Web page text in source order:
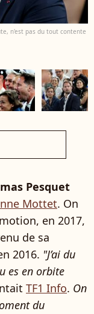
n'est pas du tout contente
Pesquet
Mottet. On
en 2017,
de sa
2016. "J’ai du
es en orbite
TF1 Info. On
du